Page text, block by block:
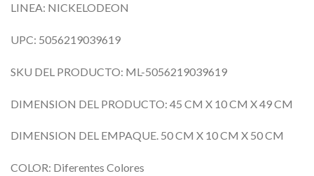
LINEA: NICKELODEON
UPC: 5056219039619
SKU DEL PRODUCTO: ML-5056219039619
DIMENSION DEL PRODUCTO: 45 CM X 10 CM X 49 CM
DIMENSION DEL EMPAQUE. 50 CM X 10 CM X 50 CM
COLOR: Diferentes Colores